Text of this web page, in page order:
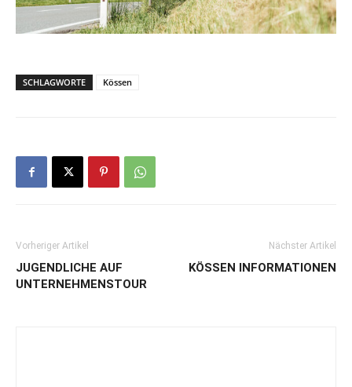
SCHLAGWORTE Kössen
Vorheriger Artikel
JUGENDLICHE AUF
UNTERNEHMENSTOUR
Nächster Artikel
KÖSSEN INFORMATIONEN